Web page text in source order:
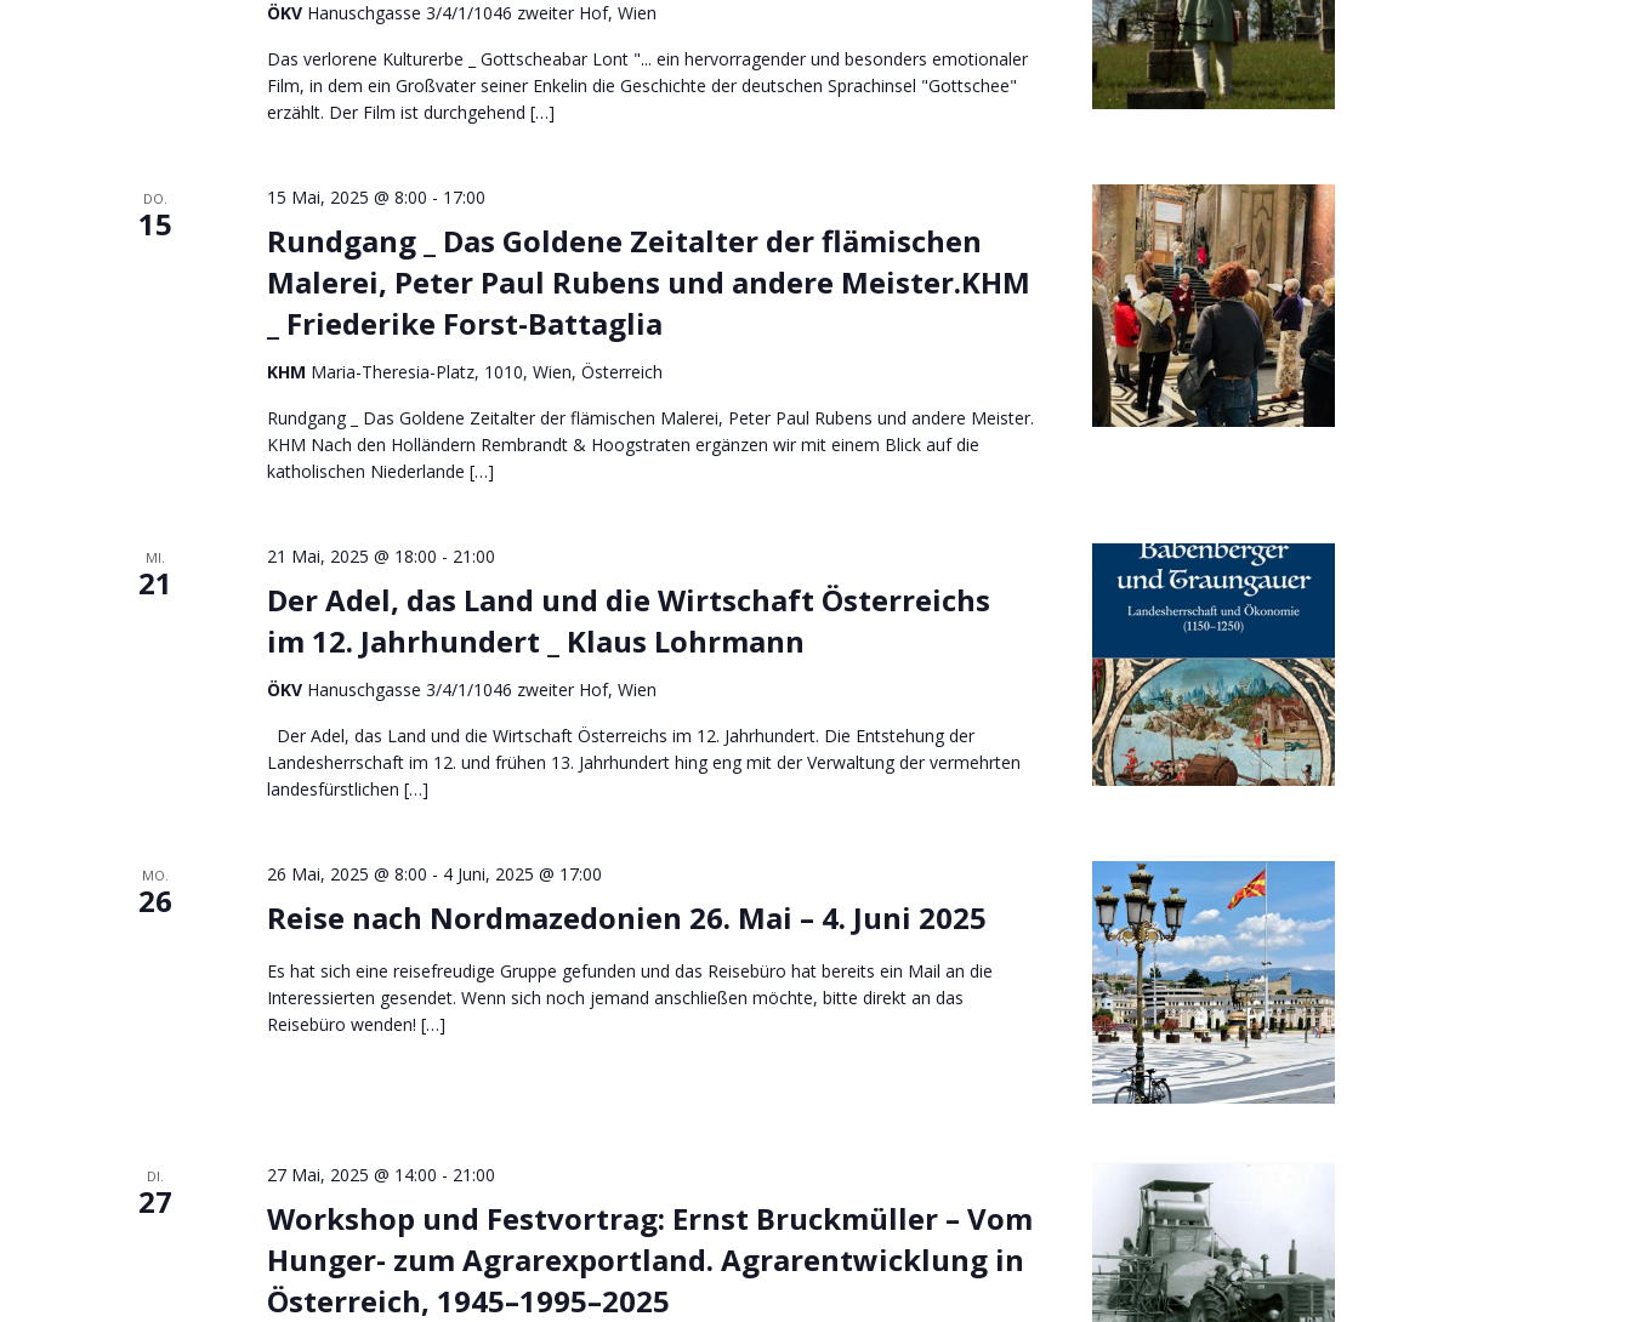
ÖKV Hanuschgasse 3/4/1/1046 zweiter Hof, Wien
Das verlorene Kulturerbe _ Gottscheabar Lont "... ein hervorragender und besonders emotionaler
Film, in dem ein Großvater seiner Enkelin die Geschichte der deutschen Sprachinsel "Gottschee"
erzählt. Der Film ist durchgehend […]
DO.
15
Rundgang _ Das Goldene Zeitalter der flämischen
Malerei, Peter Paul Rubens und andere Meister.KHM
_ Friederike Forst-Battaglia
15 Mai, 2025 @ 8:00 - 17:00
KHM Maria-Theresia-Platz, 1010, Wien, Österreich
Rundgang _ Das Goldene Zeitalter der flämischen Malerei, Peter Paul Rubens und andere Meister.
KHM Nach den Holländern Rembrandt & Hoogstraten ergänzen wir mit einem Blick auf die
katholischen Niederlande […]
MI.
21
Der Adel, das Land und die Wirtschaft Österreichs
im 12. Jahrhundert _ Klaus Lohrmann
21 Mai, 2025 @ 18:00 - 21:00
ÖKV Hanuschgasse 3/4/1/1046 zweiter Hof, Wien
Der Adel, das Land und die Wirtschaft Österreichs im 12. Jahrhundert. Die Entstehung der
Landesherrschaft im 12. und frühen 13. Jahrhundert hing eng mit der Verwaltung der vermehrten
landesfürstlichen […]
MO.
26 Reise nach Nordmazedonien 26. Mai – 4. Juni 2025
26 Mai, 2025 @ 8:00 - 4 Juni, 2025 @ 17:00
Es hat sich eine reisefreudige Gruppe gefunden und das Reisebüro hat bereits ein Mail an die
Interessierten gesendet. Wenn sich noch jemand anschließen möchte, bitte direkt an das
Reisebüro wenden! […]
DI.
27
Workshop und Festvortrag: Ernst Bruckmüller – Vom
Hunger- zum Agrarexportland. Agrarentwicklung in
Österreich, 1945–1995–2025
27 Mai, 2025 @ 14:00 - 21:00